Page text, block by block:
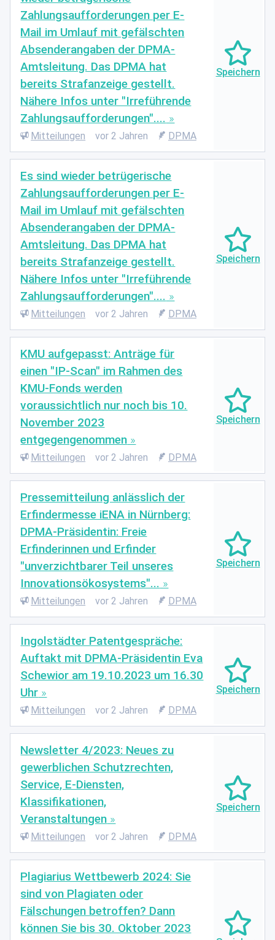
Zahlungsaufforderungen per E-
Mail im Umlauf mit gefälschten
Absenderangaben der DPMA-
Amtsleitung. Das DPMA hat
bereits Strafanzeige gestellt.
Nähere Infos unter "Irreführende
Zahlungsaufforderungen"....
Mitteilungen vor 2 Jahren DPMA
Es sind wieder betrügerische
Zahlungsaufforderungen per E-
Mail im Umlauf mit gefälschten
Absenderangaben der DPMA-
Amtsleitung. Das DPMA hat
bereits Strafanzeige gestellt.
Nähere Infos unter "Irreführende
Zahlungsaufforderungen"....
Mitteilungen vor 2 Jahren DPMA
KMU aufgepasst: Anträge für
einen "IP-Scan" im Rahmen des
KMU-Fonds werden
voraussichtlich nur noch bis 10.
November 2023
entgegengenommen
Mitteilungen vor 2 Jahren DPMA
Pressemitteilung anlässlich der
Erfindermesse iENA in Nürnberg:
DPMA-Präsidentin: Freie
Erfinderinnen und Erfinder
"unverzichtbarer Teil unseres
Innovationsökosystems"...
Mitteilungen vor 2 Jahren DPMA
Ingolstädter Patentgespräche:
Auftakt mit DPMA-Präsidentin Eva
Schewior am 19.10.2023 um 16.30
Uhr
Mitteilungen vor 2 Jahren DPMA
Newsletter 4/2023: Neues zu
gewerblichen Schutzrechten,
Service, E-Diensten,
Klassifikationen,
Veranstaltungen
Mitteilungen vor 2 Jahren DPMA
Plagiarius Wettbewerb 2024: Sie
sind von Plagiaten oder
Fälschungen betroffen? Dann
können Sie bis 30. Oktober 2023